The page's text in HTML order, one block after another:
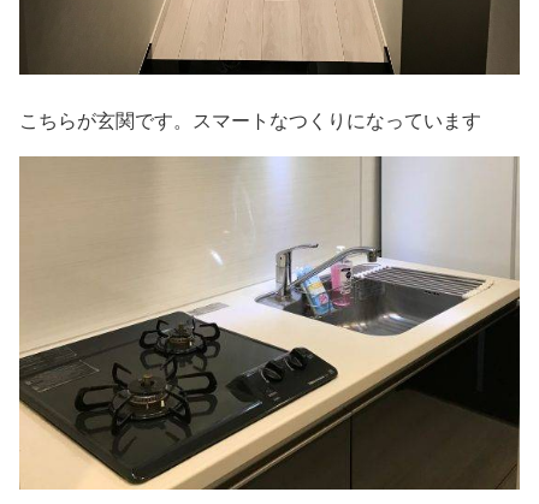
こちらが玄関です。スマートなつくりになっています